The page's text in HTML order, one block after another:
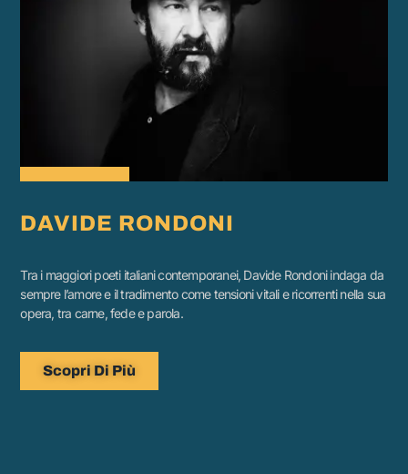
DAVIDE RONDONI
Tra i maggiori poeti italiani contemporanei, Davide Rondoni indaga da
sempre l’amore e il tradimento come tensioni vitali e ricorrenti nella sua
opera, tra carne, fede e parola.
Scopri Di Più